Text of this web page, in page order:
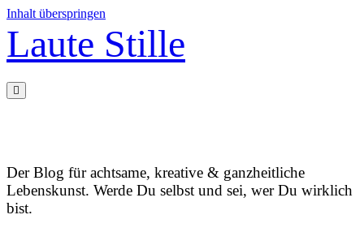
Inhalt überspringen
Laute Stille
Der Blog für achtsame, kreative & ganzheitliche
Lebenskunst. Werde Du selbst und sei, wer Du wirklich
bist.